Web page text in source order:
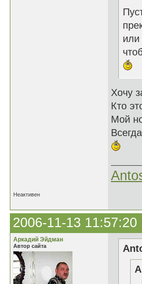
или
Хочу
Кто
Мой
Неактивен
2006-11-13 11:57:20
Аркадий Эйдман
Автор сайта